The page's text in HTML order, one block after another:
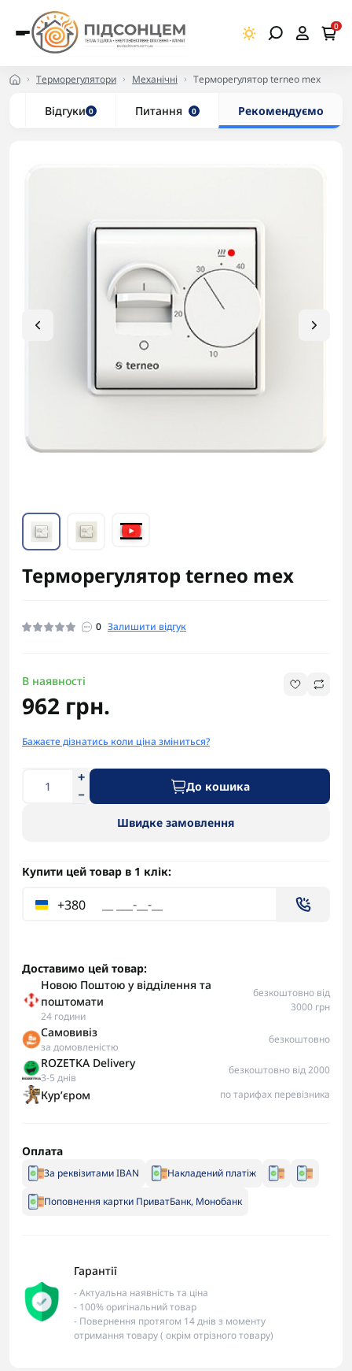
0
Терморегулятори Механічні Терморегулятор terneo mex
Відгуки 0 Питання 0 Рекомендуємо
Терморегулятор terneo mex
0 Залишити відгук
В наявності
962 грн.
Бажаєте дізнатись коли ціна зміниться?
До кошика
Швидке замовлення
Купити цей товар в 1 клік:
+380
Доставимо цей товар:
Новою Поштою у відділення та
поштомати
24 години
безкоштовно від
3000 грн
Самовивіз
за домовленістю
безкоштовно
ROZETKA Delivery
3-5 днів
безкоштовно від 2000
Курʼєром по тарифах перевізника
Оплата
За реквізитами IBAN Накладений платіж
Поповнення картки ПриватБанк, Монобанк
Гарантії
- Актуальна наявність та ціна
- 100% оригінальний товар
- Повернення протягом 14 днів з моменту
отримання товару ( окрім отрізного товару)